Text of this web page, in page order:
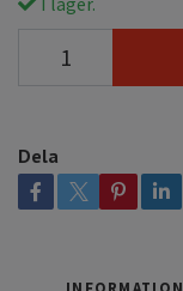
Dela